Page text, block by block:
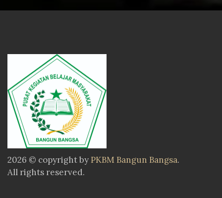
2026 © copyright by PKBM Bangun Bangsa.
All rights reserved.